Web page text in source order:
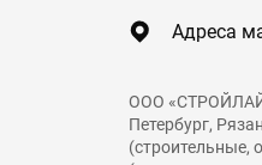
Адреса
ООО
Петербург,
(строительные,